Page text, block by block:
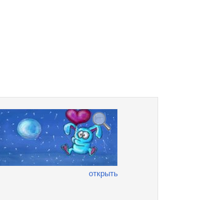
открыть